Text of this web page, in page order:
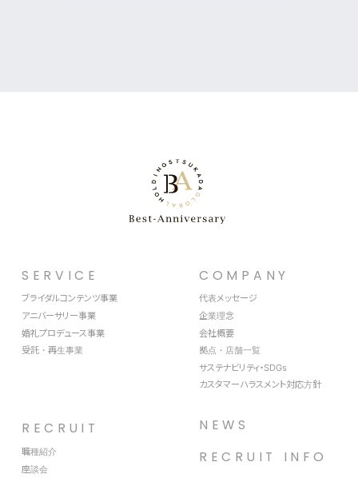
SERVICE
ブライダルコンテンツ事業
アニバーサリー事業
婚礼プロデュース事業
受託・再生事業
COMPANY
代表メッセージ
企業理念
会社概要
拠点・店舗一覧
サステナビリティ・SDGs
カスタマーハラスメント対応方針
RECRUIT
職種紹介
座談会
NEWS
RECRUIT INFO